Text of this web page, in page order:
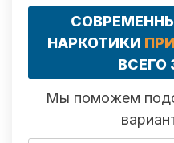
НАРКОТИКИ
ВСЕГО
Мы поможем